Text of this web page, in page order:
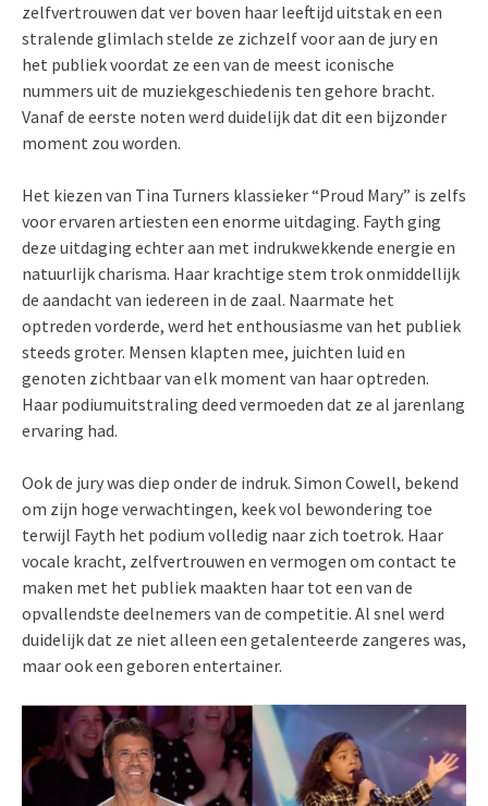
zelfvertrouwen dat ver boven haar leeftijd uitstak en een
stralende glimlach stelde ze zichzelf voor aan de jury en
het publiek voordat ze een van de meest iconische
nummers uit de muziekgeschiedenis ten gehore bracht.
Vanaf de eerste noten werd duidelijk dat dit een bijzonder
moment zou worden.
Het kiezen van Tina Turners klassieker “Proud Mary” is zelfs
voor ervaren artiesten een enorme uitdaging. Fayth ging
deze uitdaging echter aan met indrukwekkende energie en
natuurlijk charisma. Haar krachtige stem trok onmiddellijk
de aandacht van iedereen in de zaal. Naarmate het
optreden vorderde, werd het enthousiasme van het publiek
steeds groter. Mensen klapten mee, juichten luid en
genoten zichtbaar van elk moment van haar optreden.
Haar podiumuitstraling deed vermoeden dat ze al jarenlang
ervaring had.
Ook de jury was diep onder de indruk. Simon Cowell, bekend
om zijn hoge verwachtingen, keek vol bewondering toe
terwijl Fayth het podium volledig naar zich toetrok. Haar
vocale kracht, zelfvertrouwen en vermogen om contact te
maken met het publiek maakten haar tot een van de
opvallendste deelnemers van de competitie. Al snel werd
duidelijk dat ze niet alleen een getalenteerde zangeres was,
maar ook een geboren entertainer.